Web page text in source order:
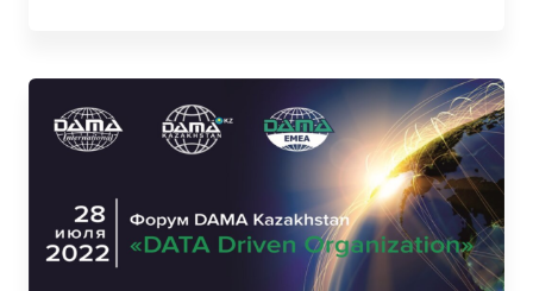
И
ПОЧЕМУ
ДАННЫЕ
КОМПАНИИ